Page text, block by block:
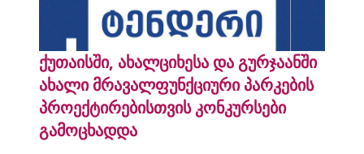
ქუთაისში, ახალციხესა და გურჯაანში
ახალი მრავალფუნქციური პარკების
პროექტირებისთვის კონკურსები
გამოცხადდა